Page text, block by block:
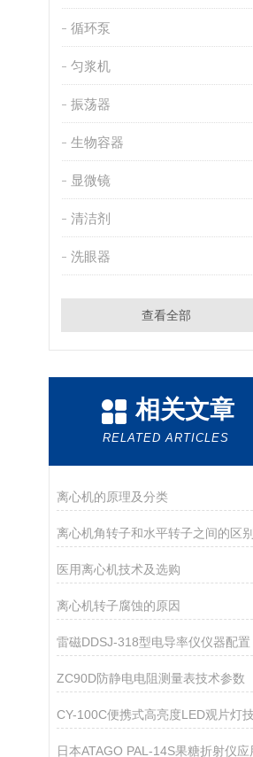
循环泵
匀浆机
振荡器
生物容器
显微镜
清洁剂
洗眼器
查看全部
相关文章
RELATED ARTICLES
离心机的原理及分类
离心机角转子和水平转子之间的区别
医用离心机技术及选购
离心机转子腐蚀的原因
雷磁DDSJ-318型电导率仪仪器配置
ZC90D防静电电阻测量表技术参数